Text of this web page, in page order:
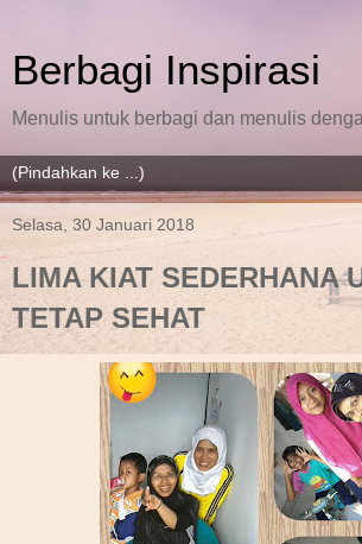
Berbagi Inspirasi
Menulis untuk berbagi dan menulis
Selasa, 30 Januari 2018
LIMA KIAT SEDERHANA
TETAP SEHAT